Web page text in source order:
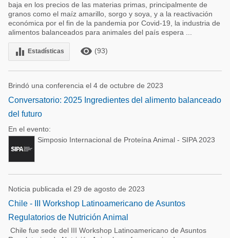
baja en los precios de las materias primas, principalmente de
granos como el maíz amarillo, sorgo y soya, y a la reactivación
económica por el fin de la pandemia por Covid-19, la industria de
alimentos balanceados para animales del país espera ...
equalizer Estadísticas remove_red_eye (93)
Brindó una conferencia el 4 de octubre de 2023
Conversatorio: 2025 Ingredientes del alimento balanceado
del futuro
En el evento:
Simposio Internacional de Proteína Animal - SIPA 2023
Noticia publicada el 29 de agosto de 2023
Chile - III Workshop Latinoamericano de Asuntos
Regulatorios de Nutrición Animal
Chile fue sede del III Workshop Latinoamericano de Asuntos